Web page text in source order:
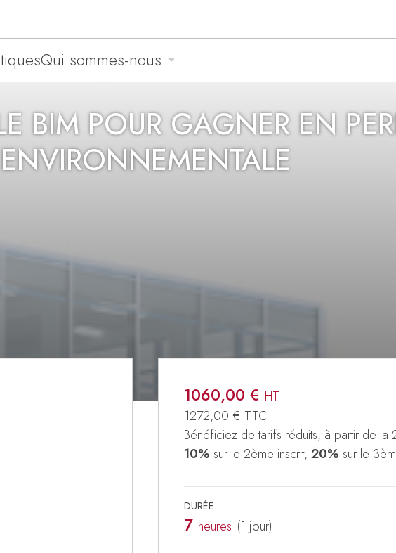
Qui sommes-nous
BIM POUR GAGNER EN
ENVIRONNEMENTALE
1060,00 € HT
1272,00 € TTC
Bénéficiez de tarifs réduits, à partir de la
10% sur le 2ème inscrit, 20% sur le
DURÉE
7 heures (1 jour)